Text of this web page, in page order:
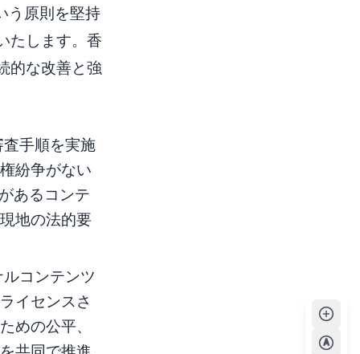
A
う原則を堅持
たします。香
的な改善と強
手順を実施
紛争がない
あるコンテ
地の法的要
コンテンツ
イセンスさ
めの公平、